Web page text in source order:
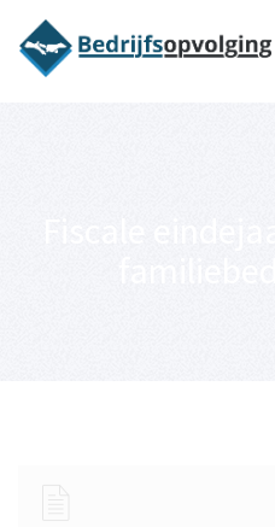
bedrijfsopvolging voor fiscaal
juridisch advies